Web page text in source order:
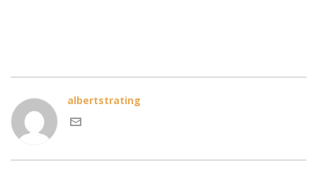
albertstrating